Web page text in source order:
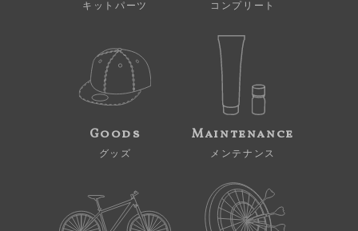
キットパーツ コンプリート
Goods
グッズ
Maintenance
メンテナンス